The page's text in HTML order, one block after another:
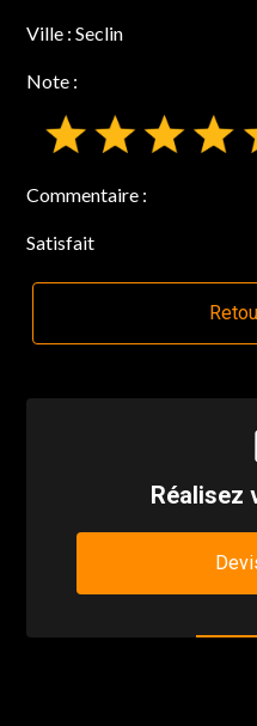
Ville :Seclin
Note :
Commentaire :
Satisfait
Réalisez